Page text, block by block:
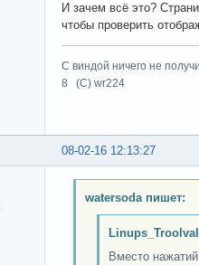
И зачем всё это?
чтобы проверить
С виндой ничего не
8 (C) wr224
08-02-16 12:13:27
watersoda пишет:
Вместо